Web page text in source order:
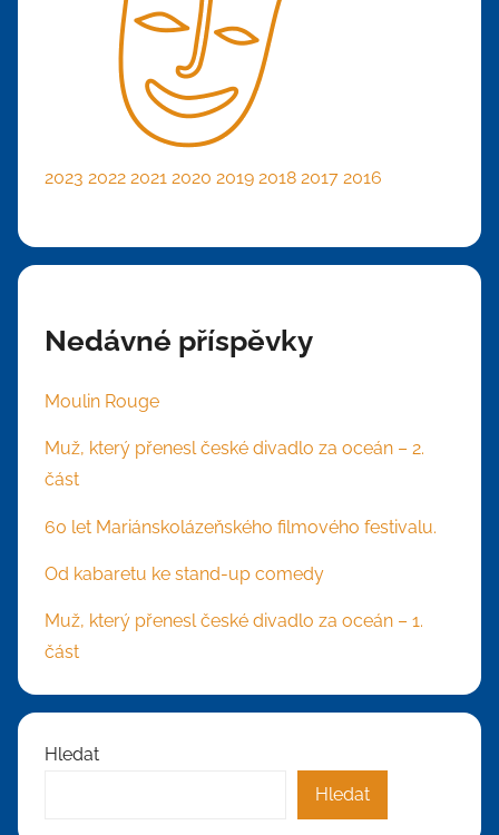
2023 2022 2021 2020 2019 2018 2017 2016
Nedávné příspěvky
Moulin Rouge
Muž, který přenesl české divadlo za oceán – 2.
část
60 let Mariánskolázeňského filmového festivalu.
Od kabaretu ke stand-up comedy
Muž, který přenesl české divadlo za oceán – 1.
část
Hledat
Hledat